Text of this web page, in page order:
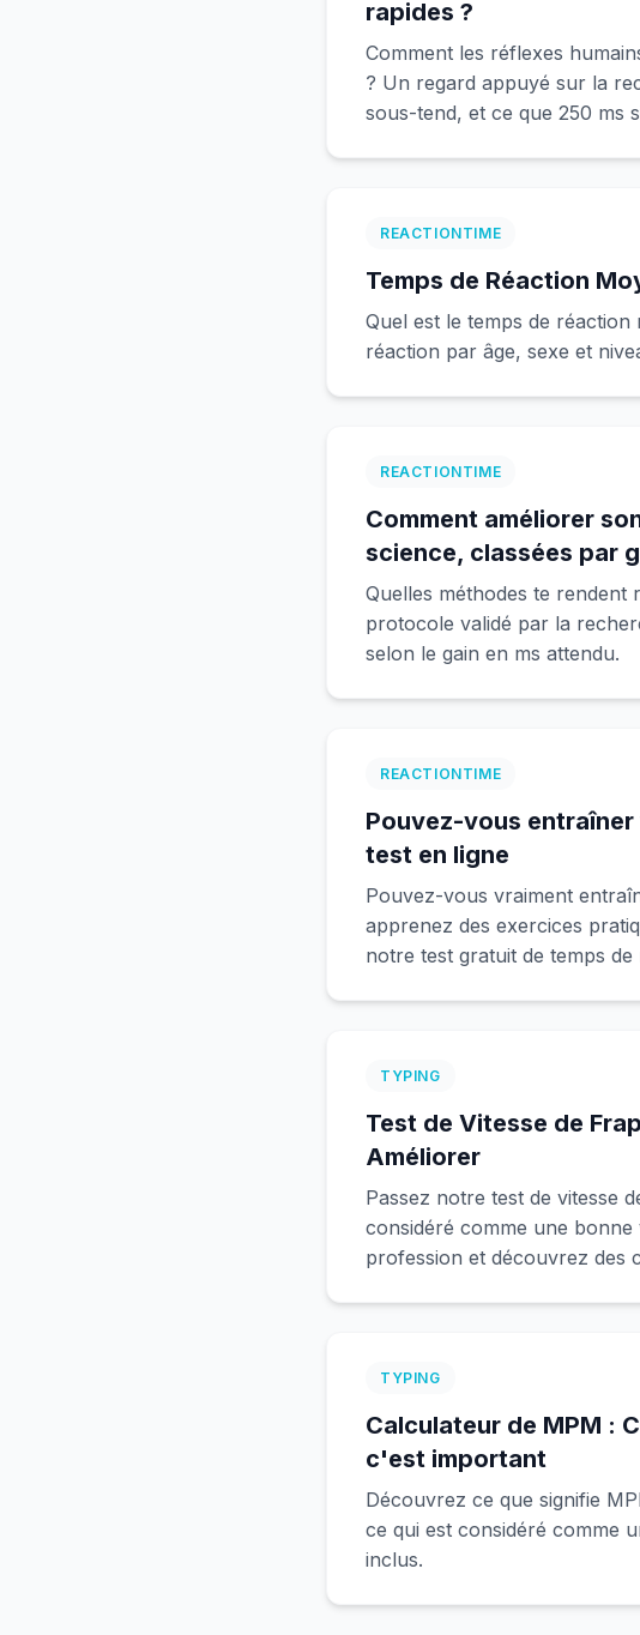
rapides ?
Comment les réflexes
? Un regard appuyé sur la
sous-tend, et ce que 250 ms
REACTIONTIME
Temps de Réaction
Quel est le temps de
réaction par âge, sexe et
REACTIONTIME
Comment améliorer
science, classées par
Quelles méthodes te rendent
protocole validé par la
selon le gain en ms attendu.
REACTIONTIME
Pouvez-vous
test en ligne
Pouvez-vous vraiment
apprenez des exercices
notre test gratuit de temps
TYPING
Test de Vitesse de
Améliorer
Passez notre test de vitesse
considéré comme une
profession et découvrez des
TYPING
Calculateur de MPM :
c'est important
Découvrez ce que signifie
ce qui est considéré comme
inclus.